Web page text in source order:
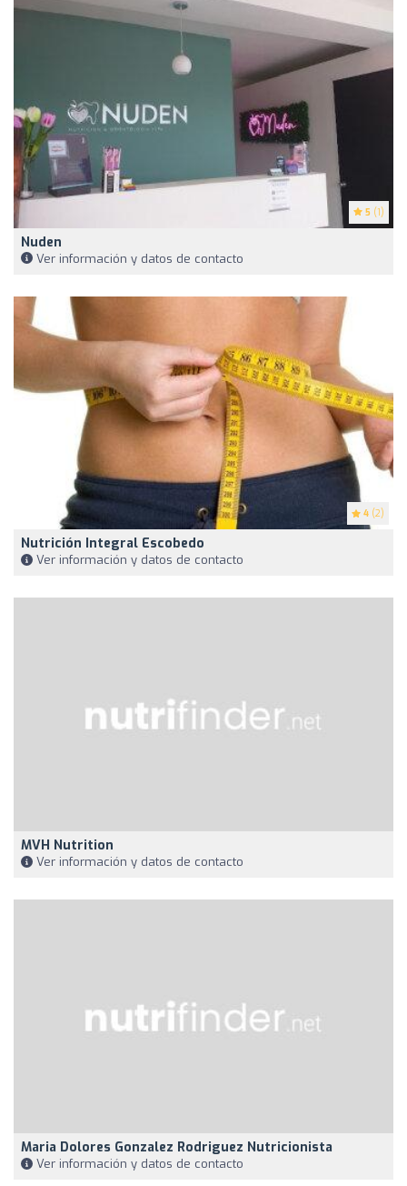
5 (1)
Nuden
Ver información y datos de contacto
4 (2)
Nutrición Integral Escobedo
Ver información y datos de contacto
MVH Nutrition
Ver información y datos de contacto
Maria Dolores Gonzalez Rodriguez Nutricionista
Ver información y datos de contacto